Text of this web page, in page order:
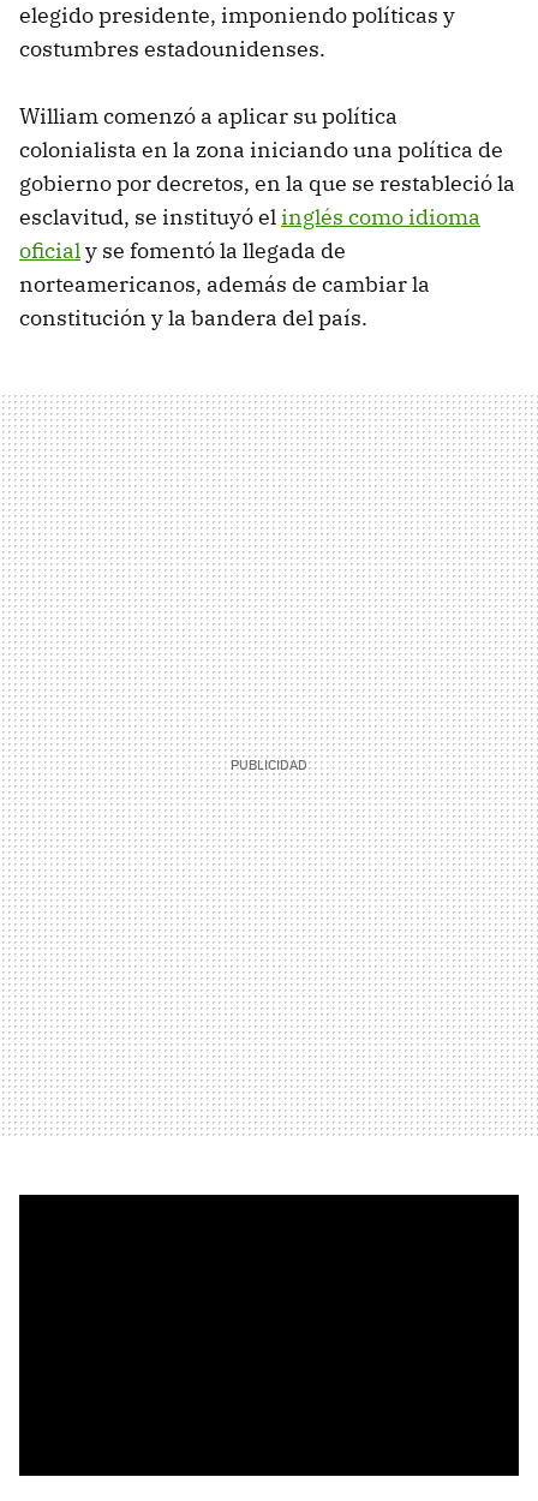
elegido presidente, imponiendo políticas y
costumbres estadounidenses.
William comenzó a aplicar su política
colonialista en la zona iniciando una política de
gobierno por decretos, en la que se restableció la
esclavitud, se instituyó elinglés como idioma
oficialy se fomentó la llegada de
norteamericanos, además de cambiar la
constitución y la bandera del país.